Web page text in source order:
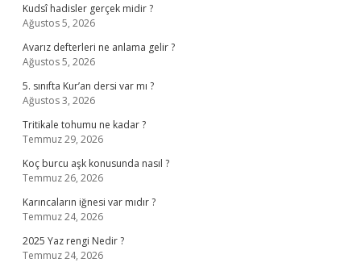
Kudsî hadisler gerçek midir ?
Ağustos 5, 2026
Avarız defterleri ne anlama gelir ?
Ağustos 5, 2026
5. sınıfta Kur’an dersi var mı ?
Ağustos 3, 2026
Tritikale tohumu ne kadar ?
Temmuz 29, 2026
Koç burcu aşk konusunda nasıl ?
Temmuz 26, 2026
Karıncaların iğnesi var mıdır ?
Temmuz 24, 2026
2025 Yaz rengi Nedir ?
Temmuz 24, 2026